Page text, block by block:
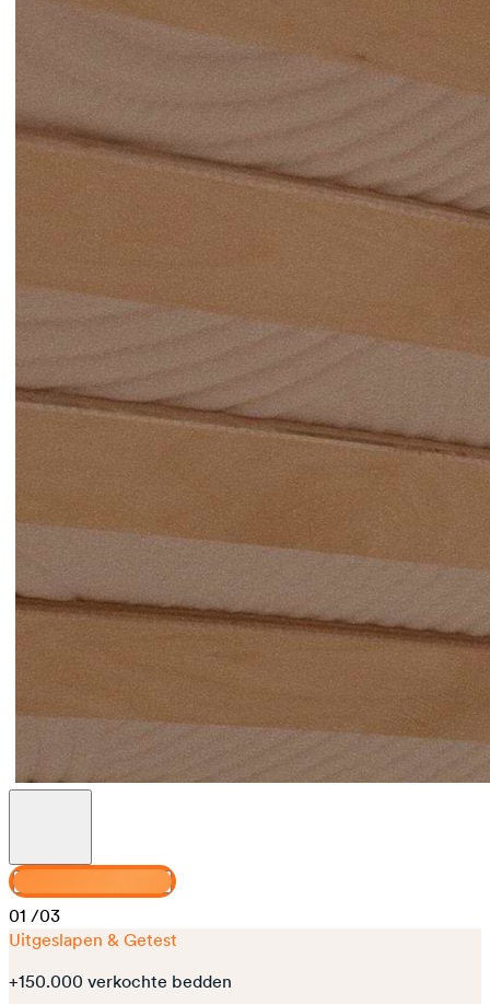
01 /03
Uitgeslapen & Getest
+150.000 verkochte bedden